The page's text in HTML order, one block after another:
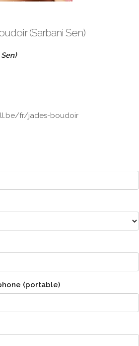
(Sarbani Sen)
fr/jades-boudoir
(portable)